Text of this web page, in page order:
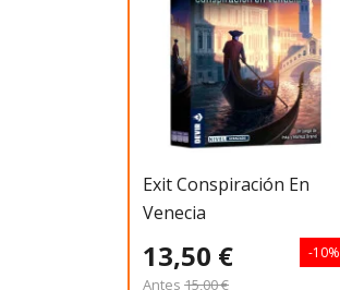
Exit Conspiración En
Venecia
13,50 €
Antes 15,00 €
-10%